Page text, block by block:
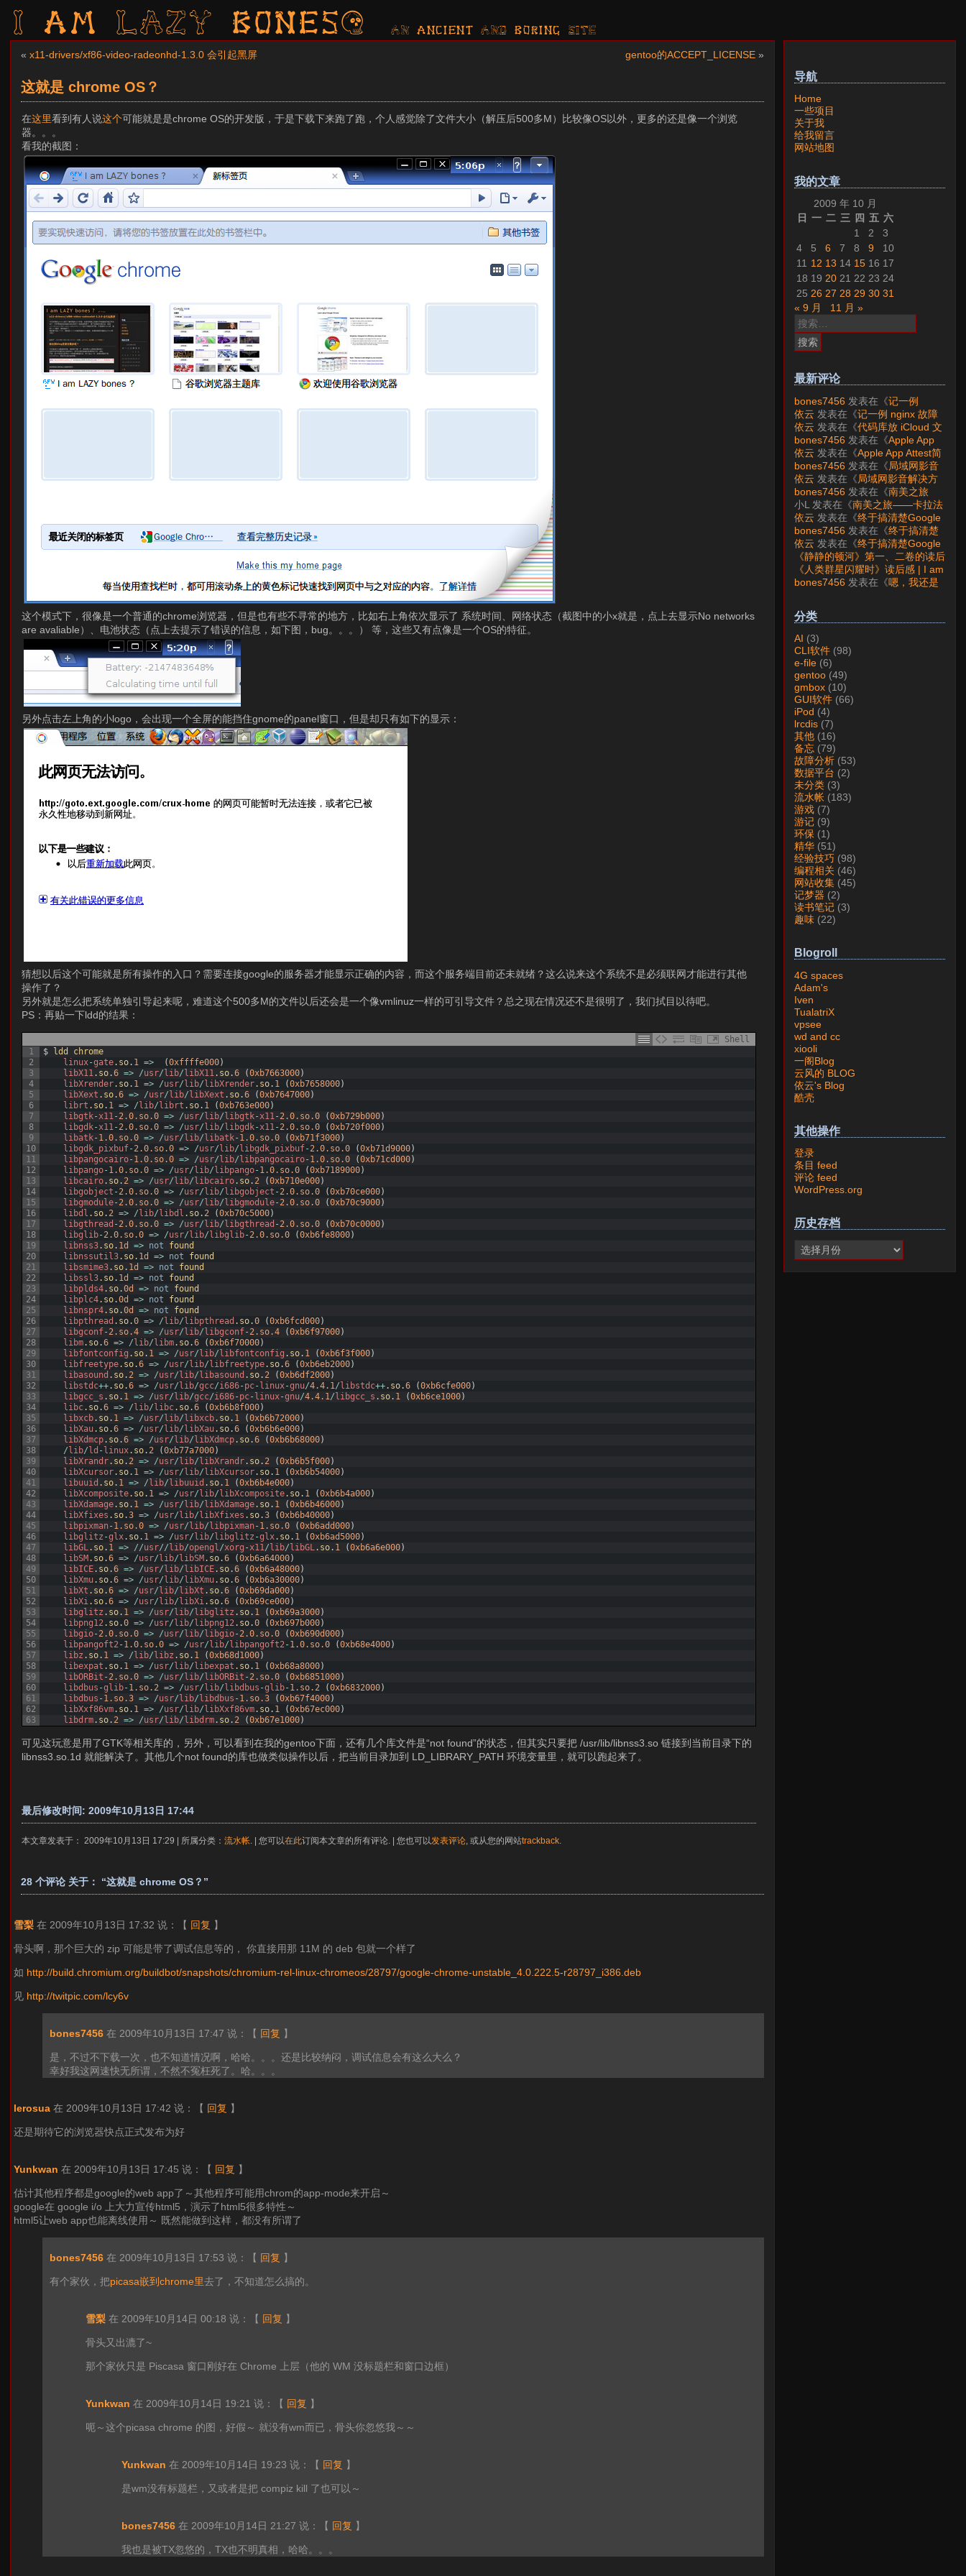
I am LAZY bones? AN ancient AND boring SITE
« x11-drivers/xf86-video-radeonhd-1.3.0 会引起黑屏 gentoo的ACCEPT_LICENSE »
这就是 chrome OS？
在这里看到有人说这个可能就是是chrome OS的开发版，于是下载下来跑了跑，个人感觉除了文件大小（解压后500多M）比较像OS以外，更多的还是像一个浏览
器。。。
看我的截图：
这个模式下，很像是一个普通的chrome浏览器，但是也有些不寻常的地方，比如右上角依次显示了 系统时间、网络状态（截图中的小x就是，点上去显示No networks
are avaliable）、电池状态（点上去提示了错误的信息，如下图，bug。。。） 等，这些又有点像是一个OS的特征。
另外点击左上角的小logo，会出现一个全屏的能挡住gnome的panel窗口，但是却只有如下的显示：
猜想以后这个可能就是所有操作的入口？需要连接google的服务器才能显示正确的内容，而这个服务端目前还未就绪？这么说来这个系统不是必须联网才能进行其他
操作了？
另外就是怎么把系统单独引导起来呢，难道这个500多M的文件以后还会是一个像vmlinuz一样的可引导文件？总之现在情况还不是很明了，我们拭目以待吧。
PS：再贴一下ldd的结果：
Shell
1
2
3
4
5
6
7
8
9
10
11
12
13
14
15
16
17
18
19
20
21
22
23
24
25
26
27
28
29
30
31
32
33
34
35
36
37
38
39
40
41
42
43
44
45
46
47
48
49
50
51
52
53
54
55
56
57
58
59
60
61
62
63
$ ldd chrome
linux-gate.so. 1 => (0xffffe000)
libX11.so.6 => /usr/ lib/ libX11.so.6 (0xb7663000)
libXrender.so. 1 => /usr/ lib/ libXrender.so. 1 (0xb7658000)
libXext .so.6 => /usr/ lib/ libXext .so.6 (0xb7647000)
librt .so. 1 => / lib/ librt .so. 1 (0xb763e000)
libgtk-x11- 2.0.so.0 => /usr/ lib/ libgtk-x11- 2.0.so.0 (0xb729b000)
libgdk-x11-2.0.so.0 => /usr/ lib/ libgdk-x11-2.0.so.0 (0xb720f000)
libatk- 1.0.so.0 => /usr/ lib/ libatk- 1.0.so.0 (0xb71f3000)
libgdk_pixbuf-2.0.so.0 => /usr/ lib/ libgdk_pixbuf-2.0.so.0 (0xb71d9000)
libpangocairo- 1.0.so.0 => /usr/ lib/ libpangocairo- 1.0.so.0 (0xb71cd000)
libpango-1.0.so.0 => /usr/ lib/ libpango-1.0.so.0 (0xb7189000)
libcairo.so. 2 => /usr/ lib/ libcairo.so. 2 (0xb710e000)
libgobject -2.0.so.0 => /usr/ lib/ libgobject -2.0.so.0 (0xb70ce000)
libgmodule- 2.0.so.0 => /usr/ lib/ libgmodule- 2.0.so.0 (0xb70c9000)
libdl .so. 2 => / lib/ libdl .so. 2 (0xb70c5000)
libgthread - 2.0.so.0 => /usr/ lib/ libgthread - 2.0.so.0 (0xb70c0000)
libglib-2.0.so.0 => /usr/ lib/ libglib-2.0.so.0 (0xb6fe8000)
libnss3.so. 1d => not
found
libnssutil3.so. 1d => not
found
libsmime3.so. 1d => not
found
libssl3.so. 1d => not
found
libplds4.so.0d => not
found
libplc4.so.0d => not
found
libnspr4.so.0d => not
found
libpthread .so.0 => / lib/ libpthread .so.0 (0xb6fcd000)
libgconf- 2.so.4 => /usr/ lib/ libgconf- 2.so.4 (0xb6f97000)
libm.so.6 => / lib/ libm.so.6 (0xb6f70000)
libfontconfig .so. 1 => /usr/ lib/ libfontconfig .so. 1 (0xb6f3f000)
libfreetype.so.6 => /usr/ lib/ libfreetype.so.6 (0xb6eb2000)
libasound .so. 2 => /usr/ lib/ libasound .so. 2 (0xb6df2000)
libstdc++.so.6 => /usr/ lib/gcc/i686-pc- linux-gnu/4.4.1/ libstdc++.so.6 (0xb6cfe000)
libgcc_s .so. 1 => /usr/ lib/gcc/i686- pc- linux-gnu/4.4.1/ libgcc_s .so. 1 (0xb6ce1000)
libc.so.6 => / lib/ libc.so.6 (0xb6b8f000)
libxcb.so. 1 => /usr/ lib/ libxcb.so. 1 (0xb6b72000)
libXau.so.6 => /usr/ lib/ libXau.so.6 (0xb6b6e000)
libXdmcp.so.6 => /usr/ lib/ libXdmcp.so.6 (0xb6b68000)
/ lib/ ld - linux.so. 2 (0xb77a7000)
libXrandr.so. 2 => /usr/ lib/ libXrandr.so. 2 (0xb6b5f000)
libXcursor.so. 1 => /usr/ lib/ libXcursor.so. 1 (0xb6b54000)
libuuid .so. 1 => / lib/ libuuid .so. 1 (0xb6b4e000)
libXcomposite.so. 1 => /usr/ lib/ libXcomposite.so. 1 (0xb6b4a000)
libXdamage.so. 1 => /usr/ lib/ libXdamage.so. 1 (0xb6b46000)
libXfixes .so.3 => /usr/ lib/ libXfixes .so.3 (0xb6b40000)
libpixman- 1.so.0 => /usr/ lib/ libpixman- 1.so.0 (0xb6add000)
libglitz -glx.so. 1 => /usr/ lib/ libglitz -glx.so. 1 (0xb6ad5000)
libGL.so. 1 => //usr// lib/opengl/xorg -x11/ lib/ libGL.so. 1 (0xb6a6e000)
libSM .so.6 => /usr/ lib/ libSM .so.6 (0xb6a64000)
libICE.so.6 => /usr/ lib/ libICE.so.6 (0xb6a48000)
libXmu.so.6 => /usr/ lib/ libXmu.so.6 (0xb6a30000)
libXt .so.6 => /usr/ lib/ libXt .so.6 (0xb69da000)
libXi.so.6 => /usr/ lib/ libXi.so.6 (0xb69ce000)
libglitz .so. 1 => /usr/ lib/ libglitz .so. 1 (0xb69a3000)
libpng12.so.0 => /usr/ lib/ libpng12.so.0 (0xb697b000)
libgio- 2.0.so.0 => /usr/ lib/ libgio- 2.0.so.0 (0xb690d000)
libpangoft2-1.0.so.0 => /usr/ lib/ libpangoft2-1.0.so.0 (0xb68e4000)
libz .so. 1 => / lib/ libz .so. 1 (0xb68d1000)
libexpat .so. 1 => /usr/ lib/ libexpat .so. 1 (0xb68a8000)
libORBit - 2.so.0 => /usr/ lib/ libORBit - 2.so.0 (0xb6851000)
libdbus -glib-1.so.2 => /usr/ lib/ libdbus -glib-1.so.2 (0xb6832000)
libdbus - 1.so.3 => /usr/ lib/ libdbus - 1.so.3 (0xb67f4000)
libXxf86vm.so. 1 => /usr/ lib/ libXxf86vm.so. 1 (0xb67ec000)
libdrm.so. 2 => /usr/ lib/ libdrm.so. 2 (0xb67e1000)
可见这玩意是用了GTK等相关库的，另外，可以看到在我的gentoo下面，还有几个库文件是“not found”的状态，但其实只要把 /usr/lib/libnss3.so 链接到当前目录下的
libnss3.so.1d 就能解决了。其他几个not found的库也做类似操作以后，把当前目录加到 LD_LIBRARY_PATH 环境变量里，就可以跑起来了。
最后修改时间: 2009年10月13日 17:44
本文章发表于： 2009年10月13日 17:29 | 所属分类：流水帐 . | 您可以在此订阅本文章的所有评论. | 您也可以 发表评论 , 或从您的网站trackback
28 个评论 关于： “这就是 chrome OS？”
雪梨 在 2009年10月13日 17:32 说： 【 回复 】
骨头啊，那个巨大的 zip 可能是带了调试信息等的， 你直接用那 11M 的 deb 包就一个样了
如 http://build.chromium.org/buildbot/snapshots/chromium-rel-linux-chromeos/28797/google-chrome-unstable_4.0.222.5-r28797_i386.deb
见 http://twitpic.com/lcy6v
bones7456 在 2009年10月13日 17:47 说： 【 回复 】
是，不过不下载一次，也不知道情况啊，哈哈。。。还是比较纳闷，调试信息会有这么大么？
幸好我这网速快无所谓，不然不冤枉死了。哈。。。
lerosua 在 2009年10月13日 17:42 说： 【 回复 】
还是期待它的浏览器快点正式发布为好
Yunkwan 在 2009年10月13日 17:45 说： 【 回复 】
估计其他程序都是google的web app了～其他程序可能用chrom的app-mode来开启～
google在 google i/o 上大力宣传html5，演示了html5很多特性～
html5让web app也能离线使用～ 既然能做到这样，都没有所谓了
bones7456 在 2009年10月13日 17:53 说： 【 回复 】
有个家伙，把picasa嵌到chrome里去了，不知道怎么搞的。
雪梨 在 2009年10月14日 00:18 说： 【 回复 】
骨头又出漉了~
那个家伙只是 Piscasa 窗口刚好在 Chrome 上层（他的 WM 没标题栏和窗口边框）
Yunkwan 在 2009年10月14日 19:21 说： 【 回复 】
呃～这个picasa chrome 的图，好假～ 就没有wm而已，骨头你忽悠我～～
Yunkwan 在 2009年10月14日 19:23 说： 【 回复 】
是wm没有标题栏，又或者是把 compiz kill 了也可以～
bones7456 在 2009年10月14日 21:27 说： 【 回复 】
我也是被TX忽悠的，TX也不明真相，哈哈。。。
导航
Home
一些项目
关于我
给我留言
网站地图
我的文章
2009 年 10 月
日 一 二 三 四 五 六
1
2
3
4
5 6 7 8 9
10
11 12 13 14 15 16 17
18 19 20 21 22 23 24
25 26 27 28 29 30 31
« 9 月
11 月 »
搜
索：
最新评论
bones7456 发表在《记一例
nginx 故障分析》
依云 发表在《记一例 nginx 故障
分析 》
依云 发表在《代码库放 iCloud 文
件夹会怎样？》
bones7456 发表在《Apple App
Attest简介》
依云 发表在《Apple App Attest简
介》
bones7456 发表在《局域网影音
解决方案——Jellyfin》
依云 发表在《局域网影音解决方
案——Jellyfin》
bones7456 发表在《南美之旅
——卡拉法特看莫雷诺大冰川》
小L 发表在《南美之旅——卡拉法
特看莫雷诺大冰川》
依云 发表在《终于搞清楚Google
账号的所属国家的逻辑了》
bones7456 发表在《终于搞清楚
Google账号的所属国家的逻辑
了》
依云 发表在《终于搞清楚Google
账号的所属国家的逻辑了》
《静静的顿河》第一、二卷的读后
感 | I am LAZY bones?发表在
《《人类群星闪耀时》读后感》
《人类群星闪耀时》读后感 | I am
LAZY bones?发表在《
《显微镜
bones7456 发表在《嗯，我还是
分类
AI (3)
CLI软件 (98)
e-file (6)
gentoo (49)
gmbox (10)
GUI软件 (66)
iPod (4)
lrcdis (7)
其他 (16)
备忘 (79)
故障分析 (53)
数据平台 (2)
未分类 (3)
流水帐 (183)
游戏 (7)
游记 (9)
环保 (1)
精华 (51)
经验技巧 (98)
编程相关 (46)
网站收集 (45)
记梦器 (2)
读书笔记 (3)
趣味 (22)
Blogroll
4G spaces
Adam's
Iven
TualatriX
vpsee
wd and cc
xiooli
一阁Blog
云风的 BLOG
依云's Blog
酷壳
其他操作
登录
条目 feed
评论 feed
WordPress.org
历史存档